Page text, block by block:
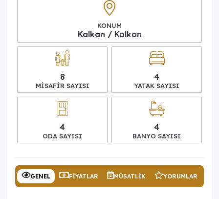
KONUM
Kalkan / Kalkan
8
MISAFIR SAYISI
4
YATAK SAYISI
4
ODA SAYISI
4
BANYO SAYISI
GENEL FIYATLAR MÜSATLIK YORUMLAR